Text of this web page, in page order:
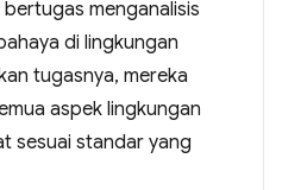
bertugas menganalisis
di lingkungan
tugasnya, mereka
aspek lingkungan
sesuai standar yang